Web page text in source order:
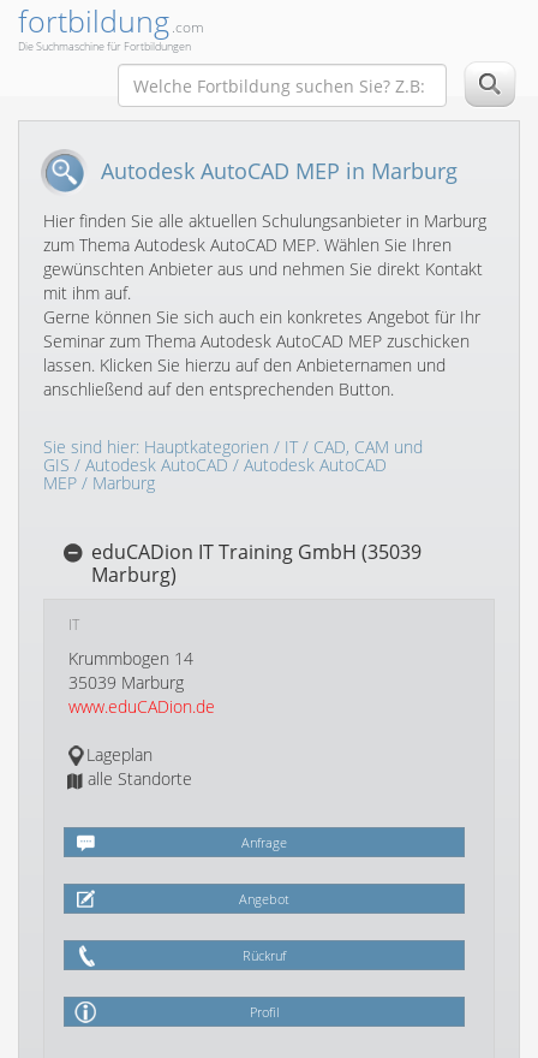
fortbildung.com
Die Suchmaschine für Fortbildungen
Autodesk AutoCAD MEP in Marburg
Hier finden Sie alle aktuellen Schulungsanbieter in Marburg
zum Thema Autodesk AutoCAD MEP. Wählen Sie Ihren
gewünschten Anbieter aus und nehmen Sie direkt Kontakt
mit ihm auf.
Gerne können Sie sich auch ein konkretes Angebot für Ihr
Seminar zum Thema Autodesk AutoCAD MEP zuschicken
lassen. Klicken Sie hierzu auf den Anbieternamen und
anschließend auf den entsprechenden Button.
Sie sind hier: Hauptkategorien / IT/ CAD, CAM und
GIS / Autodesk AutoCAD/ Autodesk AutoCAD
MEP / Marburg
eduCADion IT Training GmbH (35039
Marburg)
IT
Krummbogen 14
35039 Marburg
www.eduCADion.de
Lageplan
alle Standorte
Anfrage
Angebot
Rückruf
Profil